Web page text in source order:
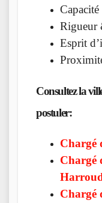
Capacité
Rigueur
Esprit
Consultez la
postuler:
Chargé
Chargé
Chargé